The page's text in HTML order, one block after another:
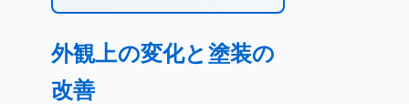
外観上の変化と塗装の
改善